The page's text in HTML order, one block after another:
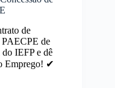
de
de
IEFP e dê
Emprego! ✔